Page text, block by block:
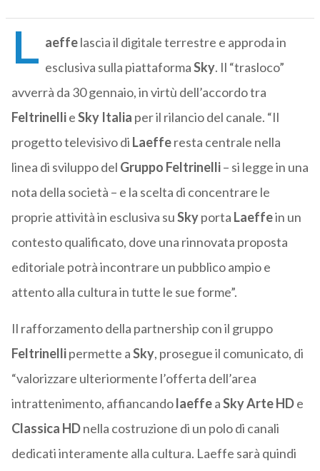
L aeffelascia il digitale terrestre e approda in
esclusiva sulla piattaformaSky. Il “trasloco”
avverrà da 30 gennaio, in virtù dell’accordo tra
FeltrinellieSky Italia per il rilancio del canale. “Il
progetto televisivo di Laefferesta centrale nella
linea di sviluppo del Gruppo Feltrinelli– si legge in una
nota della società – e la scelta di concentrare le
proprie attività in esclusiva suSkyporta Laeffein un
contesto qualificato, dove una rinnovata proposta
editoriale potrà incontrare un pubblico ampio e
attento alla cultura in tutte le sue forme”.
Il rafforzamento della partnership con il gruppo
Feltrinellipermette aSky, prosegue il comunicato, di
“valorizzare ulteriormente l’offerta dell’area
intrattenimento, affiancandolaeffeaSky Arte HDe
Classica HDnella costruzione di un polo di canali
dedicati interamente alla cultura. Laeffe sarà quindi